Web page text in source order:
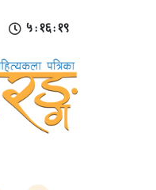
५ : १६ : १९